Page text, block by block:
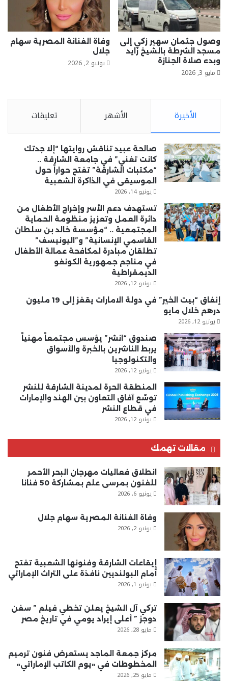
وصول جثمان سهير زكي إلى
مسجد الشرطة بالشيخ زايد
وبدء صلاة الجنازة
مايو 3, 2026
وفاة الفنانة المصرية سهام
جلال
يونيو 2, 2026
الأخيرة الأشهر تعليقات
صالحة عبيد تناقش روايتها “إلا جدتك
كانت تغني” في جامعة الشارقة ..
“مكتبات الشارقة” تفتح حواراً حول
الموسيقى في الذاكرة الشعبية
يونيو 14, 2026
تستهدف دعم الأسر وإخراج الأطفال من
دائرة العمل وتعزيز منظومة الحماية
المجتمعية .. “مؤسسة خالد بن سلطان
القاسمي الإنسانية” و”اليونيسف”
تطلقان مبادرة لمكافحة عمالة الأطفال
في مناجم جمهورية الكونغو
الديمقراطية
يونيو 12, 2026
إنفاق “بيت الخير” في دولة الامارات يقفز إلى 19 مليون
درهم خلال مايو
يونيو 12, 2026
صندوق “انشر” يؤسس مجتمعاً مهنياً
يربط الناشرين بالخبرة والأسواق
والتكنولوجيا
يونيو 12, 2026
المنطقة الحرة لمدينة الشارقة للنشر
توسّع آفاق التعاون بين الهند والإمارات
في قطاع النشر
يونيو 12, 2026
مقالات تهمك
انطلاق فعاليات مهرجان البحر الأحمر
للفنون بمرسى علم بمشاركة 50 فنانا
يونيو 6, 2026
وفاة الفنانة المصرية سهام جلال
يونيو 2, 2026
إيقاعات الشارقة وفنونها الشعبية تفتح
أمام البولنديين نافذة على التراث الإماراتي
يونيو 1, 2026
تركي آل الشيخ يعلن تخطي فيلم ” سفن
دوجز ” أعلى إيراد يومي في تاريخ مصر
مايو 28, 2026
مركز جمعة الماجد يستعرض فنون ترميم
المخطوطات في «يوم الكاتب الإماراتي»
مايو 25, 2026